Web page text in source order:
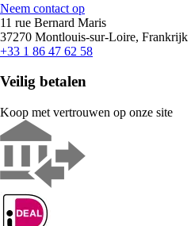
Neem contact op
11 rue Bernard Maris
37270 Montlouis-sur-Loire, Frankrijk
+33 1 86 47 62 58
Veilig betalen
Koop met vertrouwen op onze site